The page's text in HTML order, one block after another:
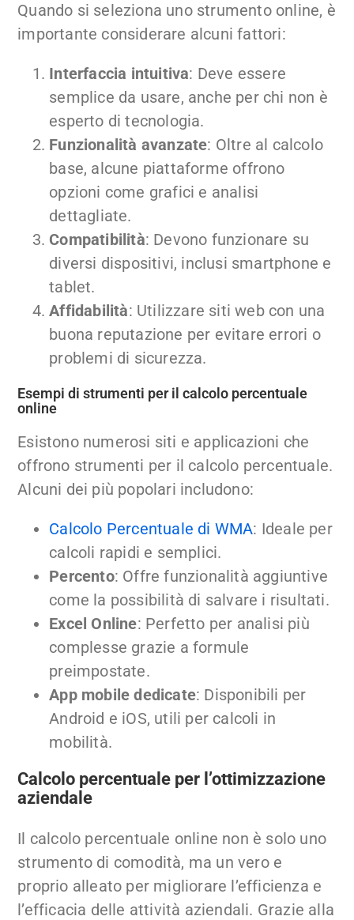
Quando si seleziona uno strumento online, è
importante considerare alcuni fattori:
Interfaccia intuitiva: Deve essere
semplice da usare, anche per chi non è
esperto di tecnologia.
Funzionalità avanzate: Oltre al calcolo
base, alcune piattaforme offrono
opzioni come grafici e analisi
dettagliate.
Compatibilità: Devono funzionare su
diversi dispositivi, inclusi smartphone e
tablet.
Affidabilità: Utilizzare siti web con una
buona reputazione per evitare errori o
problemi di sicurezza.
Esempi di strumenti per il calcolo percentuale
online
Esistono numerosi siti e applicazioni che
offrono strumenti per il calcolo percentuale.
Alcuni dei più popolari includono:
Calcolo Percentuale di WMA: Ideale per
calcoli rapidi e semplici.
Percento: Offre funzionalità aggiuntive
come la possibilità di salvare i risultati.
Excel Online: Perfetto per analisi più
complesse grazie a formule
preimpostate.
App mobile dedicate: Disponibili per
Android e iOS, utili per calcoli in
mobilità.
Calcolo percentuale per l’ottimizzazione
aziendale
Il calcolo percentuale online non è solo uno
strumento di comodità, ma un vero e
proprio alleato per migliorare l’efficienza e
l’efficacia delle attività aziendali. Grazie alla